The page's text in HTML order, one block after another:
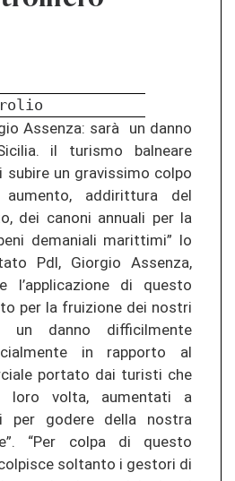
Assenza: sarà un danno
il turismo balneare
subire un gravissimo colpo
addirittura del
dei canoni annuali per la
demaniali marittimi” lo
Pdl, Giorgio Assenza,
l’applicazione di questo
per la fruizione dei nostri
un danno difficilmente
in rapporto al
portato dai turisti che
loro volta, aumentati a
per godere della nostra
“Per colpa di questo
soltanto i gestori di